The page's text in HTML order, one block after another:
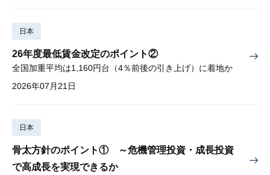
日本
26年度最低賃金改定のポイント②
全国加重平均は1,160円台（4％前後の引き上げ）に着地か
2026年07月21日
日本
骨太方針のポイント① ～危機管理投資・成長投資
で高成長を実現できるか